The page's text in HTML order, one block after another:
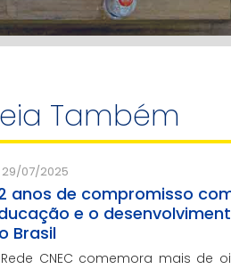
Também
29/07/2025
anos de compromisso
e o
Brasil
CNEC comemora mais de